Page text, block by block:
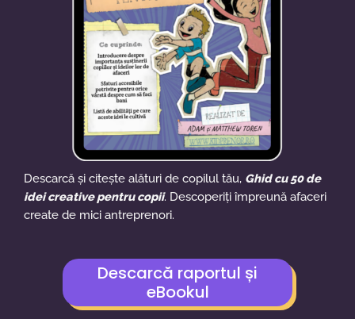
Descarcă și citește alături de copilul tău, Ghid cu 50 de
idei creative pentru copii. Descoperiți împreună afaceri
create de mici antreprenori.
Descarcă raportul și
eBookul